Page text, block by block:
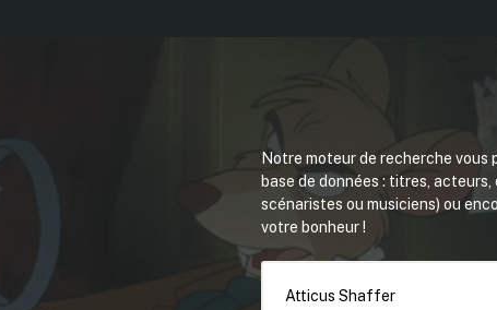
Notre moteur de recherche vous
base de données : titres,
scénaristes ou musiciens) ou
votre bonheur !